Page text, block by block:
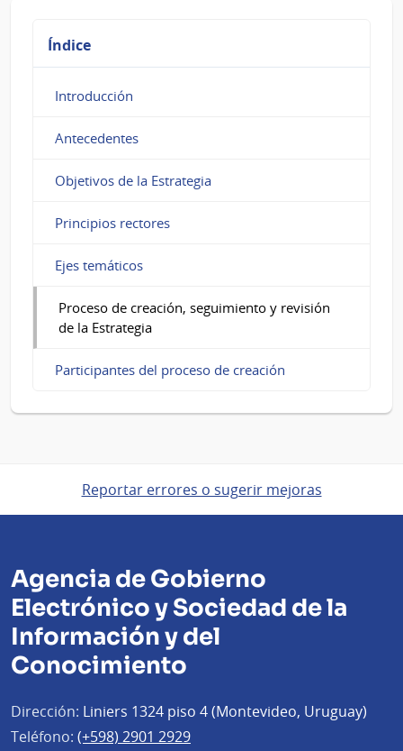
Índice
Introducción
Antecedentes
Objetivos de la Estrategia
Principios rectores
Ejes temáticos
Proceso de creación, seguimiento y revisión
de la Estrategia
Participantes del proceso de creación
Reportar errores o sugerir mejoras
Agencia de Gobierno
Electrónico y Sociedad de la
Información y del
Conocimiento
Dirección: Liniers 1324 piso 4 (Montevideo, Uruguay)
Teléfono: (+598) 2901 2929